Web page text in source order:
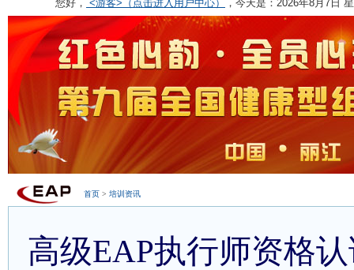
您好， <游客>（点击进入用户中心） ，今天是： 2026年8月
首页 > 培训资讯
高级EAP执行师资格